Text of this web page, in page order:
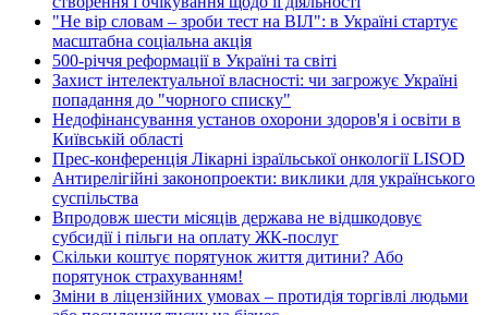
"Не вір словам – зроби тест на ВІЛ": в Україні стартує
масштабна соціальна акція
500-річчя реформації в Україні та світі
Захист інтелектуальної власності: чи загрожує Україні
попадання до "чорного списку"
Недофінансування установ охорони здоров'я і освіти в
Київській області
Прес-конференція Лікарні ізраїльської онкології LISOD
Антирелігійні законопроекти: виклики для українського
суспільства
Впродовж шести місяців держава не відшкодовує
субсидії і пільги на оплату ЖК-послуг
Скільки коштує порятунок життя дитини? Або
порятунок страхуванням!
Зміни в ліцензійних умовах – протидія торгівлі людьми